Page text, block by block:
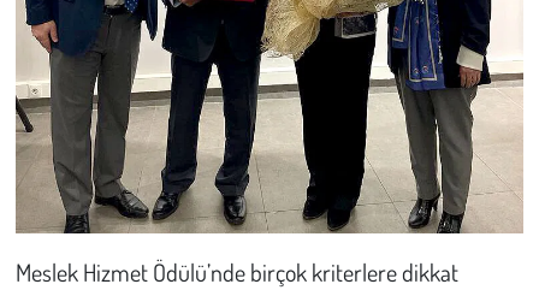
Meslek Hizmet Ödülü’nde birçok kriterlere dikkat